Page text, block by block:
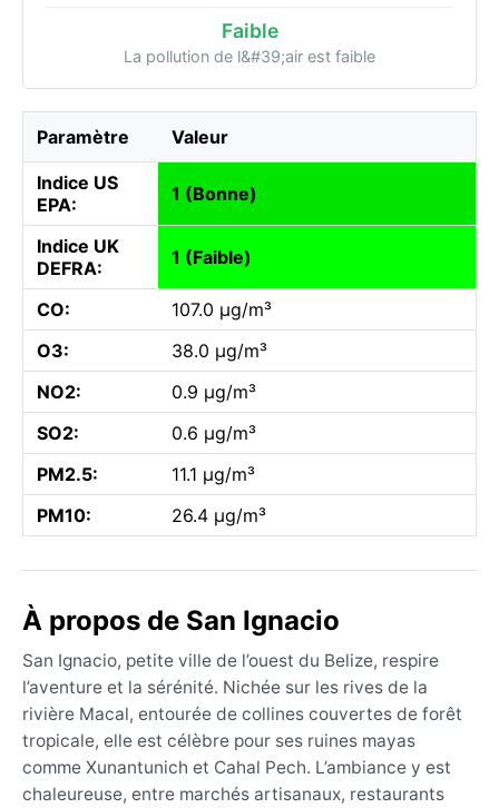
Faible
La pollution de l&#39;air est faible
Paramètre Valeur
Indice US
EPA:
1 (Bonne)
Indice UK
DEFRA:
1 (Faible)
CO:
107.0 µg/m³
O3:
38.0 µg/m³
NO2:
0.9 µg/m³
SO2:
0.6 µg/m³
PM2.5:
11.1 µg/m³
PM10:
26.4 µg/m³
À propos de San Ignacio
San Ignacio, petite ville de l’ouest du Belize, respire
l’aventure et la sérénité. Nichée sur les rives de la
rivière Macal, entourée de collines couvertes de forêt
tropicale, elle est célèbre pour ses ruines mayas
comme Xunantunich et Cahal Pech. L’ambiance y est
chaleureuse, entre marchés artisanaux, restaurants